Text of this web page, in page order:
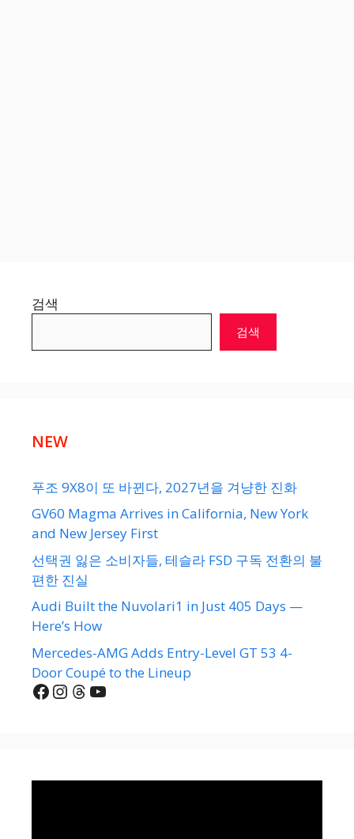
검색
검색
NEW
푸조 9X8이 또 바뀐다, 2027년을 겨냥한 진화
GV60 Magma Arrives in California, New York
and New Jersey First
선택권 잃은 소비자들, 테슬라 FSD 구독 전환의 불
편한 진실
Audi Built the Nuvolari1 in Just 405 Days —
Here’s How
Mercedes-AMG Adds Entry-Level GT 53 4-
Door Coupé to the Lineup
Facebook
Instagram
Threads
YouTube